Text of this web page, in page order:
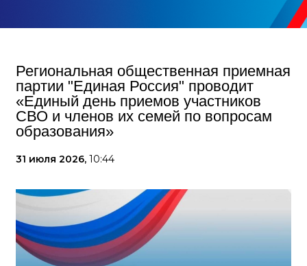
Региональная общественная приемная
партии "Единая Россия" проводит
«Единый день приемов участников
СВО и членов их семей по вопросам
образования»
31 июля 2026, 10:44